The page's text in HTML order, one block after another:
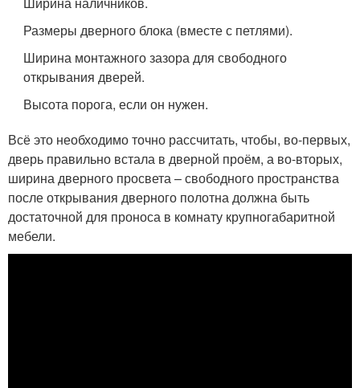
Размеры дверного блока (вместе с петлями).
Ширина монтажного зазора для свободного
открывания дверей.
Высота порога, если он нужен.
Всё это необходимо точно рассчитать, чтобы, во-первых,
дверь правильно встала в дверной проём, а во-вторых,
ширина дверного просвета – свободного пространства
после открывания дверного полотна должна быть
достаточной для проноса в комнату крупногабаритной
мебели.